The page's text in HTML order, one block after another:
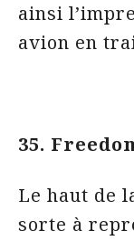
ainsi
avion en
35.
Le haut de
sorte à